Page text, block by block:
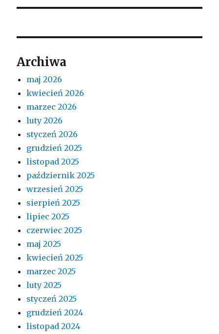
Archiwa
maj 2026
kwiecień 2026
marzec 2026
luty 2026
styczeń 2026
grudzień 2025
listopad 2025
październik 2025
wrzesień 2025
sierpień 2025
lipiec 2025
czerwiec 2025
maj 2025
kwiecień 2025
marzec 2025
luty 2025
styczeń 2025
grudzień 2024
listopad 2024